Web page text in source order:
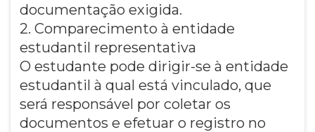
documentação exigida.
2. Comparecimento à entidade
estudantil representativa
O estudante pode dirigir-se à entidade
estudantil à qual está vinculado, que
será responsável por coletar os
documentos e efetuar o registro no